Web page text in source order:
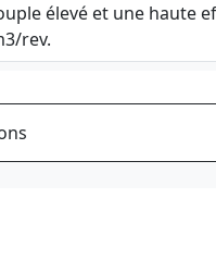
élevé et une haute
rev.